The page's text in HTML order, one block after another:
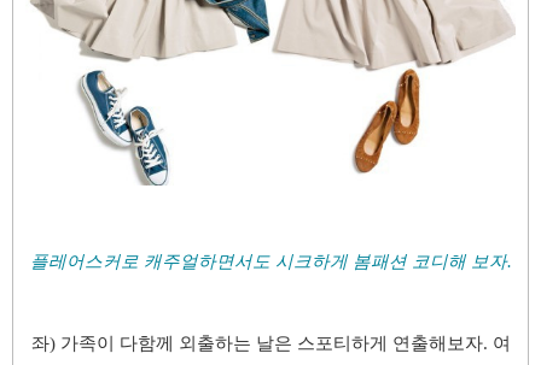
플레어스커로 캐주얼하면서도 시크하게 봄패션 코디해 보자.
좌)가족이 다함께 외출하는 날은 스포티하게 연출해보자. 여